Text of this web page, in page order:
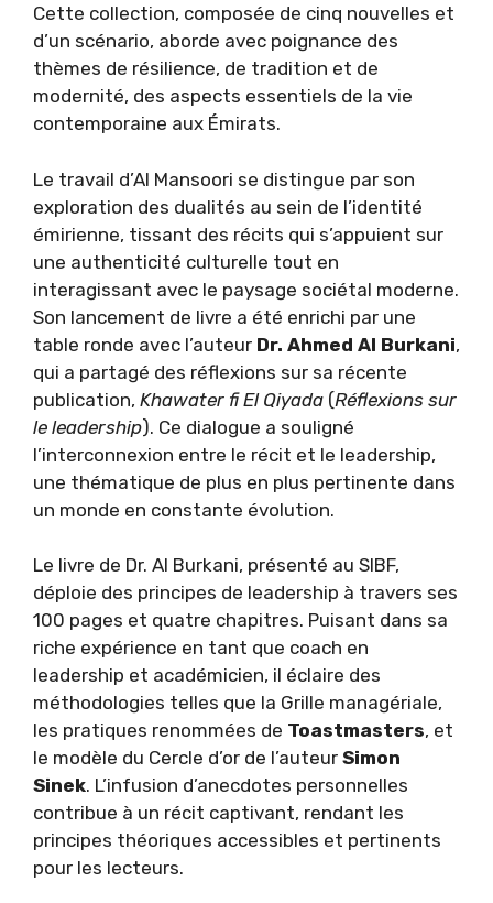
Cette collection, composée de cinq nouvelles et
d’un scénario, aborde avec poignance des
thèmes de résilience, de tradition et de
modernité, des aspects essentiels de la vie
contemporaine aux Émirats.
Le travail d’Al Mansoori se distingue par son
exploration des dualités au sein de l’identité
émirienne, tissant des récits qui s’appuient sur
une authenticité culturelle tout en
interagissant avec le paysage sociétal moderne.
Son lancement de livre a été enrichi par une
table ronde avec l’auteur Dr. Ahmed Al Burkani,
qui a partagé des réflexions sur sa récente
publication, Khawater fi El Qiyada (Réflexions sur
le leadership). Ce dialogue a souligné
l’interconnexion entre le récit et le leadership,
une thématique de plus en plus pertinente dans
un monde en constante évolution.
Le livre de Dr. Al Burkani, présenté au SIBF,
déploie des principes de leadership à travers ses
100 pages et quatre chapitres. Puisant dans sa
riche expérience en tant que coach en
leadership et académicien, il éclaire des
méthodologies telles que la Grille managériale,
les pratiques renommées de Toastmasters, et
le modèle du Cercle d’or de l’auteur Simon
Sinek. L’infusion d’anecdotes personnelles
contribue à un récit captivant, rendant les
principes théoriques accessibles et pertinents
pour les lecteurs.